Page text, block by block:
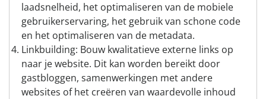
laadsnelheid, het optimaliseren van de mobiele
gebruikerservaring, het gebruik van schone code
en het optimaliseren van de metadata.
Linkbuilding: Bouw kwalitatieve externe links op
naar je website. Dit kan worden bereikt door
gastbloggen, samenwerkingen met andere
websites of het creëren van waardevolle inhoud